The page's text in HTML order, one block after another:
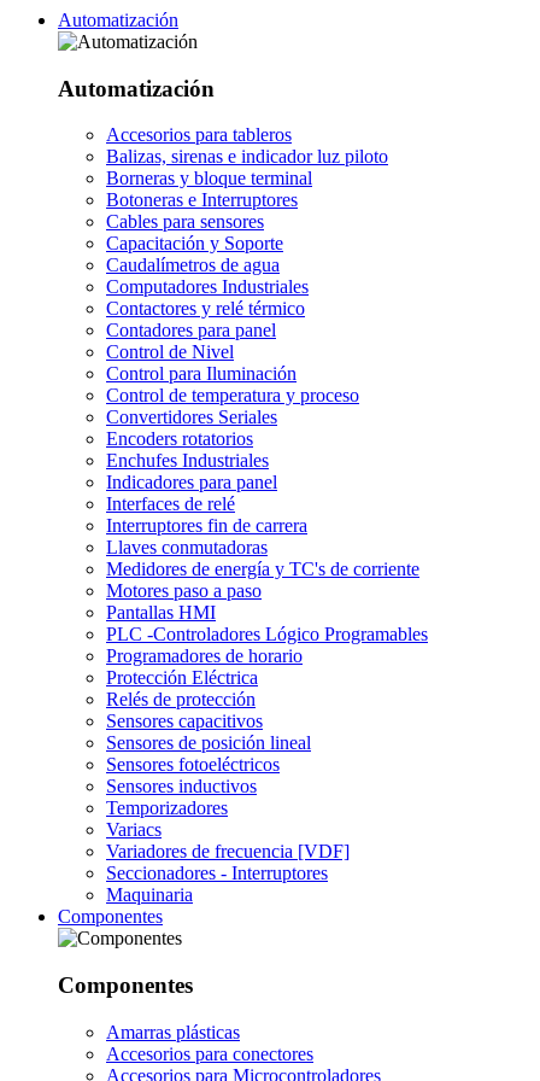
Automatización
Automatización
Accesorios para tableros
Balizas, sirenas e indicador luz piloto
Borneras y bloque terminal
Botoneras e Interruptores
Cables para sensores
Capacitación y Soporte
Caudalímetros de agua
Computadores Industriales
Contactores y relé térmico
Contadores para panel
Control de Nivel
Control para Iluminación
Control de temperatura y proceso
Convertidores Seriales
Encoders rotatorios
Enchufes Industriales
Indicadores para panel
Interfaces de relé
Interruptores fin de carrera
Llaves conmutadoras
Medidores de energía y TC's de corriente
Motores paso a paso
Pantallas HMI
PLC -Controladores Lógico Programables
Programadores de horario
Protección Eléctrica
Relés de protección
Sensores capacitivos
Sensores de posición lineal
Sensores fotoeléctricos
Sensores inductivos
Temporizadores
Variacs
Variadores de frecuencia [VDF]
Seccionadores - Interruptores
Maquinaria
Componentes
Componentes
Amarras plásticas
Accesorios para conectores
Accesorios para Microcontroladores